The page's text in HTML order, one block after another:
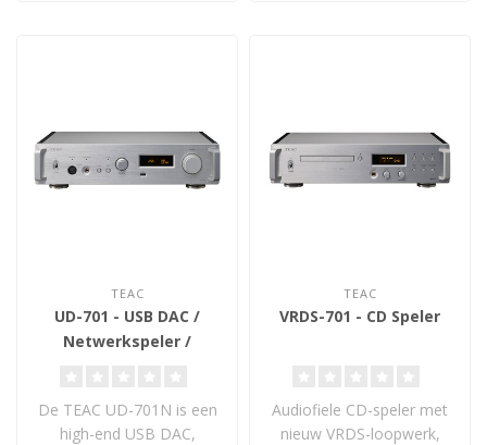
TEAC
UD-701 - USB DAC /
Netwerkspeler /
De TEAC UD-701N is een
high-end USB DAC,
TEAC
VRDS-701 - CD Speler
Audiofiele CD-speler met
nieuw VRDS-loopwerk,